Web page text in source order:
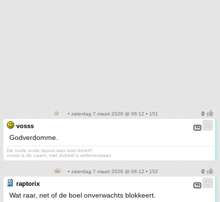
• zaterdag 7 maart 2026 @ 06:12 • 151
vosss
Godverdomme.
De oude oude layout was veel beter!!
vosss is de naam, met dubbel s welteverstaan.
• zaterdag 7 maart 2026 @ 06:12 • 152
raptorix
Wat raar, net of de boel onverwachts blokkeert.